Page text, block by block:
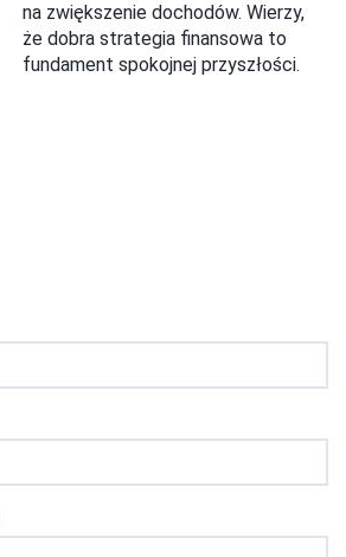
na zwiększenie dochodów. Wierzy,
że dobra strategia finansowa to
fundament spokojnej przyszłości.